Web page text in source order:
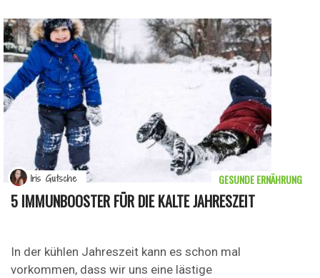
5 IMMUNBOOSTER FÜR DIE KALTE JAHRESZEIT
In der kühlen Jahreszeit kann es schon mal
vorkommen, dass wir uns eine lästige
GESUNDE ERNÄHRUNG
Iris Gutsche